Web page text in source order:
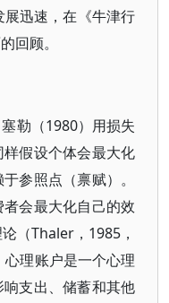
迅速，在《牛津行
回顾。
勒（1980）用损失
假设个体会最大化
参照点（禀赋）。
会最大化自己的效
（Thaler，1985，
理账户是一个心理
支出、储蓄和其他